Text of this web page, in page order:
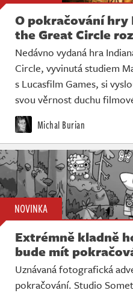
O pokračování hry
the Great Circle
Nedávno vydaná hra
Circle, vyvinutá studiem
s Lucasfilm Games, si
svou věrnost duchu
Michal Burian
NOVINKA
Extrémně kladně
bude mít
Uznávaná fotografická
pokračování. Studio